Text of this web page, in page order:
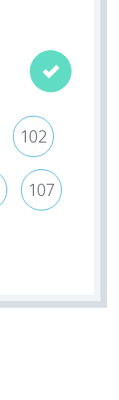

102
107